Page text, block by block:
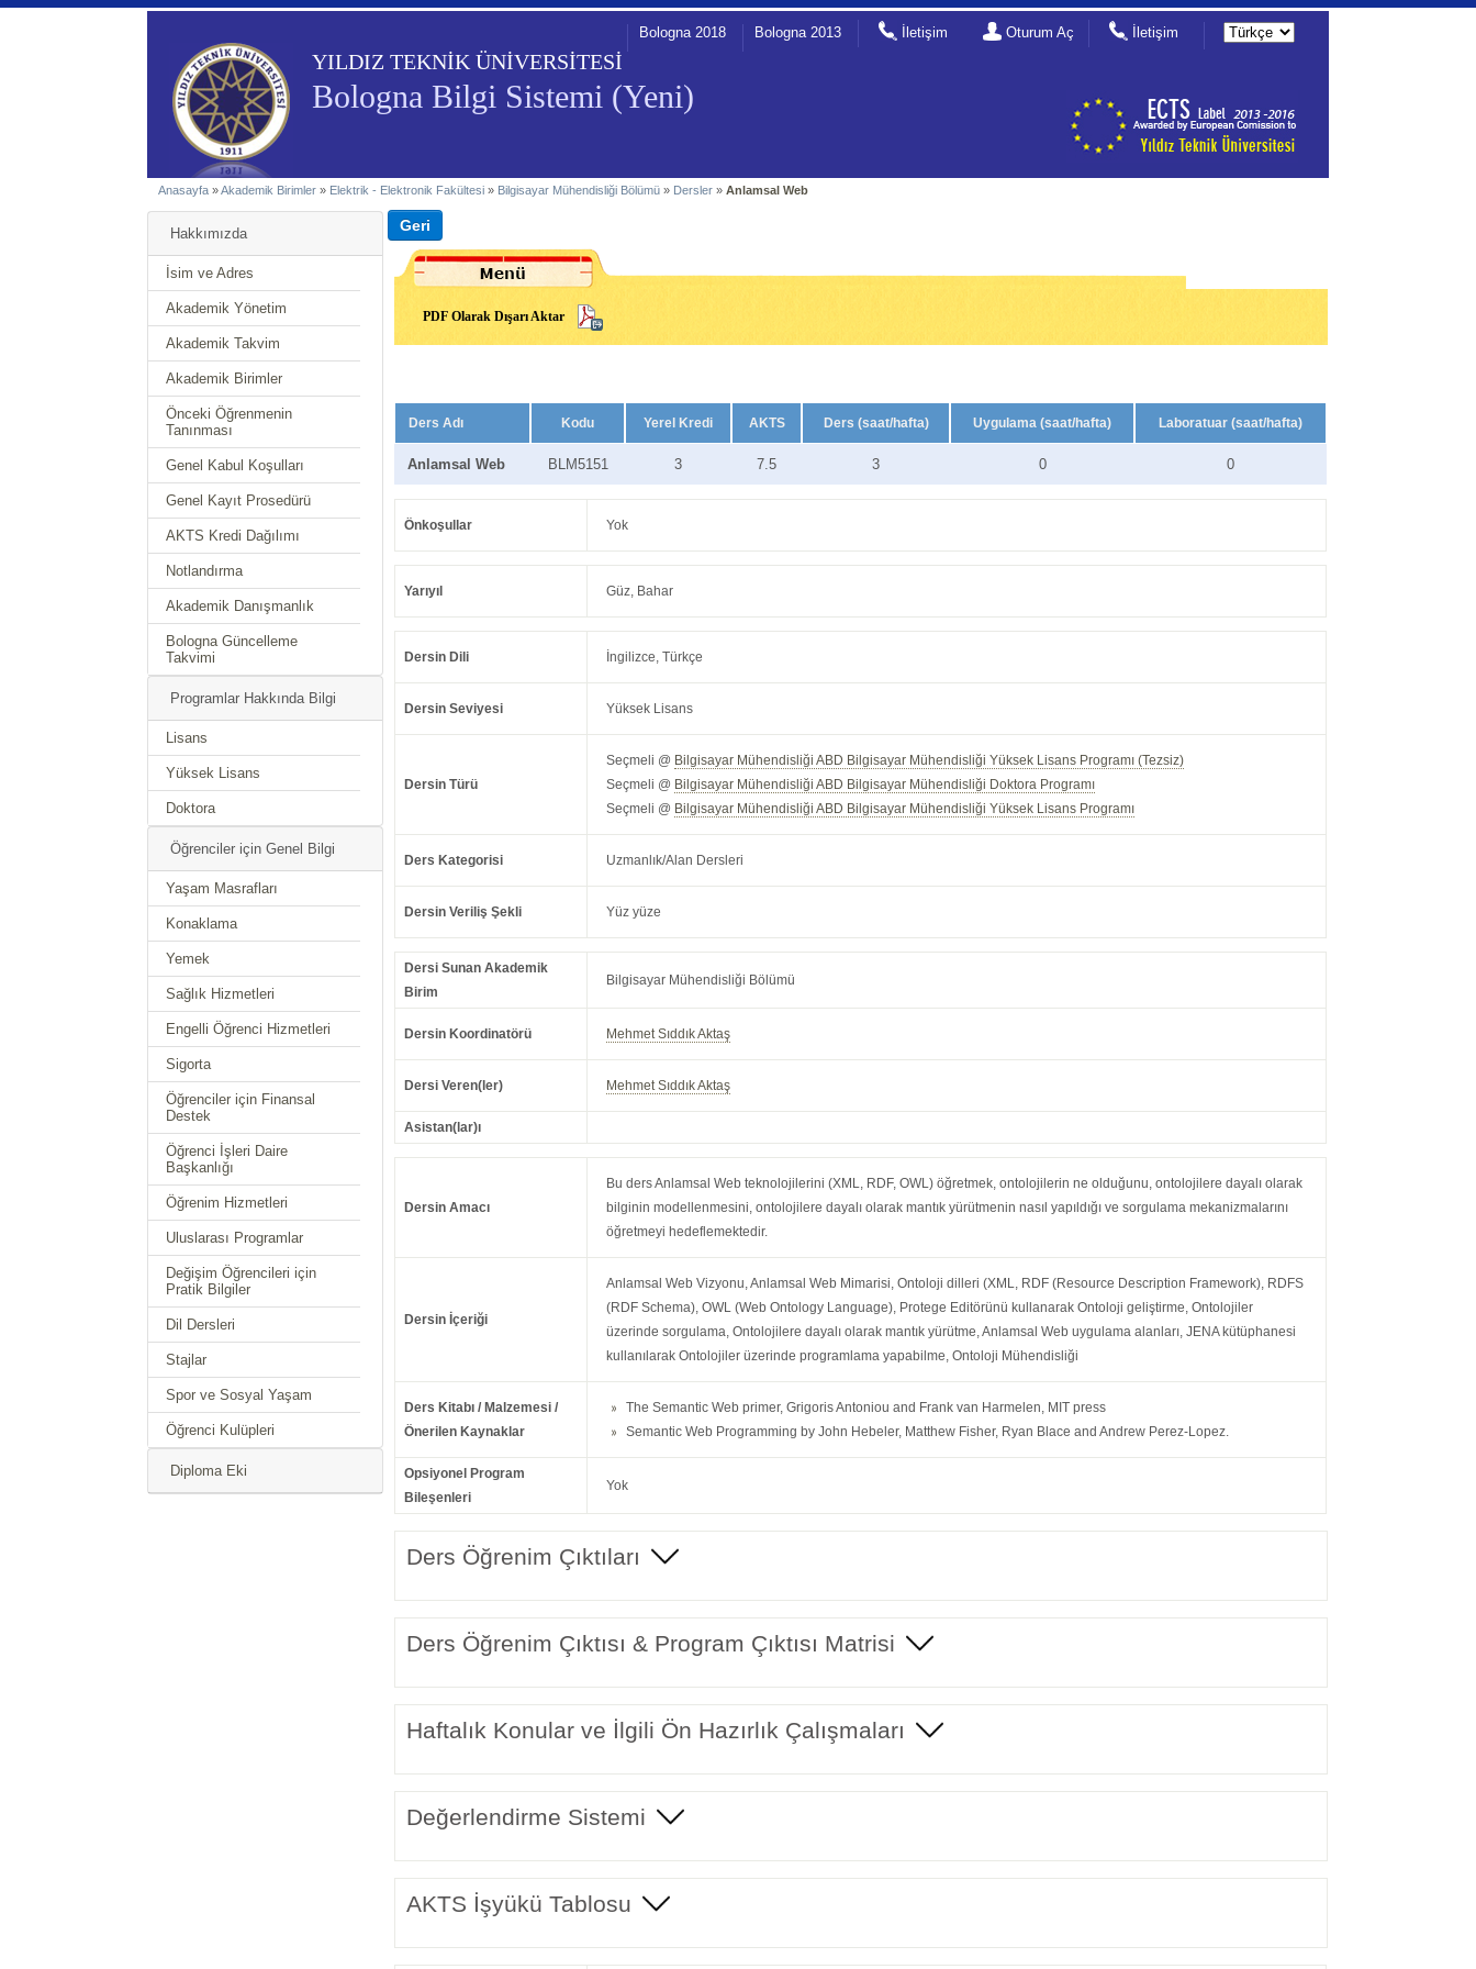
YILDIZ TEKNİK ÜNİVERSİTESİ
Bologna Bilgi Sistemi (Yeni)
Bologna 2018 Bologna 2013 İletişim Oturum Aç İletişim
Anasayfa »Akademik Birimler » Elektrik - Elektronik Fakültesi » Bilgisayar Mühendisliği Bölümü » Dersler »Anlamsal Web
Hakkımızda
İsim ve Adres
Akademik Yönetim
Akademik Takvim
Akademik Birimler
Önceki Öğrenmenin
Tanınması
Genel Kabul Koşulları
Genel Kayıt Prosedürü
AKTS Kredi Dağılımı
Notlandırma
Akademik Danışmanlık
Bologna Güncelleme
Takvimi
Programlar Hakkında Bilgi
Lisans
Yüksek Lisans
Doktora
Öğrenciler için Genel Bilgi
Yaşam Masrafları
Konaklama
Yemek
Sağlık Hizmetleri
Engelli Öğrenci Hizmetleri
Sigorta
Öğrenciler için Finansal
Destek
Öğrenci İşleri Daire
Başkanlığı
Öğrenim Hizmetleri
Uluslarası Programlar
Değişim Öğrencileri için
Pratik Bilgiler
Dil Dersleri
Stajlar
Spor ve Sosyal Yaşam
Öğrenci Kulüpleri
Diploma Eki
PDF Olarak Dışarı Aktar
Ders Adı Kodu Yerel Kredi AKTS Ders (saat/hafta) Uygulama (saat/hafta) Laboratuar (saat/hafta)
Anlamsal Web BLM5151 3 7.5 3 0 0
Önkoşullar Yok
Yarıyıl Güz, Bahar
Dersin Dili İngilizce, Türkçe
Dersin Seviyesi Yüksek Lisans
Dersin Türü
Seçmeli @ Bilgisayar Mühendisliği ABD Bilgisayar Mühendisliği Yüksek Lisans Programı (Tezsiz)
Seçmeli @ Bilgisayar Mühendisliği ABD Bilgisayar Mühendisliği Doktora Programı
Seçmeli @ Bilgisayar Mühendisliği ABD Bilgisayar Mühendisliği Yüksek Lisans Programı
Ders Kategorisi Uzmanlık/Alan Dersleri
Dersin Veriliş Şekli Yüz yüze
Dersi Sunan Akademik
Birim
Bilgisayar Mühendisliği Bölümü
Dersin Koordinatörü Mehmet Sıddık Aktaş
Dersi Veren(ler) Mehmet Sıddık Aktaş
Asistan(lar)ı
Dersin Amacı
Bu ders Anlamsal Web teknolojilerini (XML, RDF, OWL) öğretmek, ontolojilerin ne olduğunu, ontolojilere dayalı olarak
bilginin modellenmesini, ontolojilere dayalı olarak mantık yürütmenin nasıl yapıldığı ve sorgulama mekanizmalarını
öğretmeyi hedeflemektedir.
Dersin İçeriği
Anlamsal Web Vizyonu, Anlamsal Web Mimarisi, Ontoloji dilleri (XML, RDF (Resource Description Framework), RDFS
(RDF Schema), OWL (Web Ontology Language), Protege Editörünü kullanarak Ontoloji geliştirme, Ontolojiler
üzerinde sorgulama, Ontolojilere dayalı olarak mantık yürütme, Anlamsal Web uygulama alanları, JENA kütüphanesi
kullanılarak Ontolojiler üzerinde programlama yapabilme, Ontoloji Mühendisliği
Ders Kitabı / Malzemesi /
Önerilen Kaynaklar
The Semantic Web primer, Grigoris Antoniou and Frank van Harmelen, MIT press
Semantic Web Programming by John Hebeler, Matthew Fisher, Ryan Blace and Andrew Perez-Lopez.
Opsiyonel Program
Bileşenleri
Yok
Ders Öğrenim Çıktıları
Ders Öğrenim Çıktısı & Program Çıktısı Matrisi
Haftalık Konular ve İlgili Ön Hazırlık Çalışmaları
Değerlendirme Sistemi
AKTS İşyükü Tablosu